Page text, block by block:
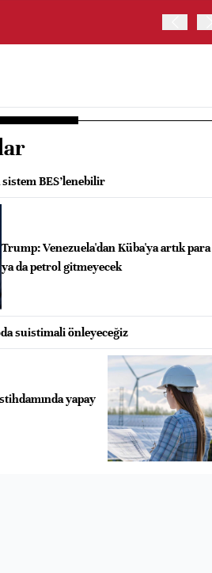
BES’lenebilir
Trump: Venezuela'dan Küba'ya artık para
ya da petrol gitmeyecek
suistimali önleyeceğiz
yapay